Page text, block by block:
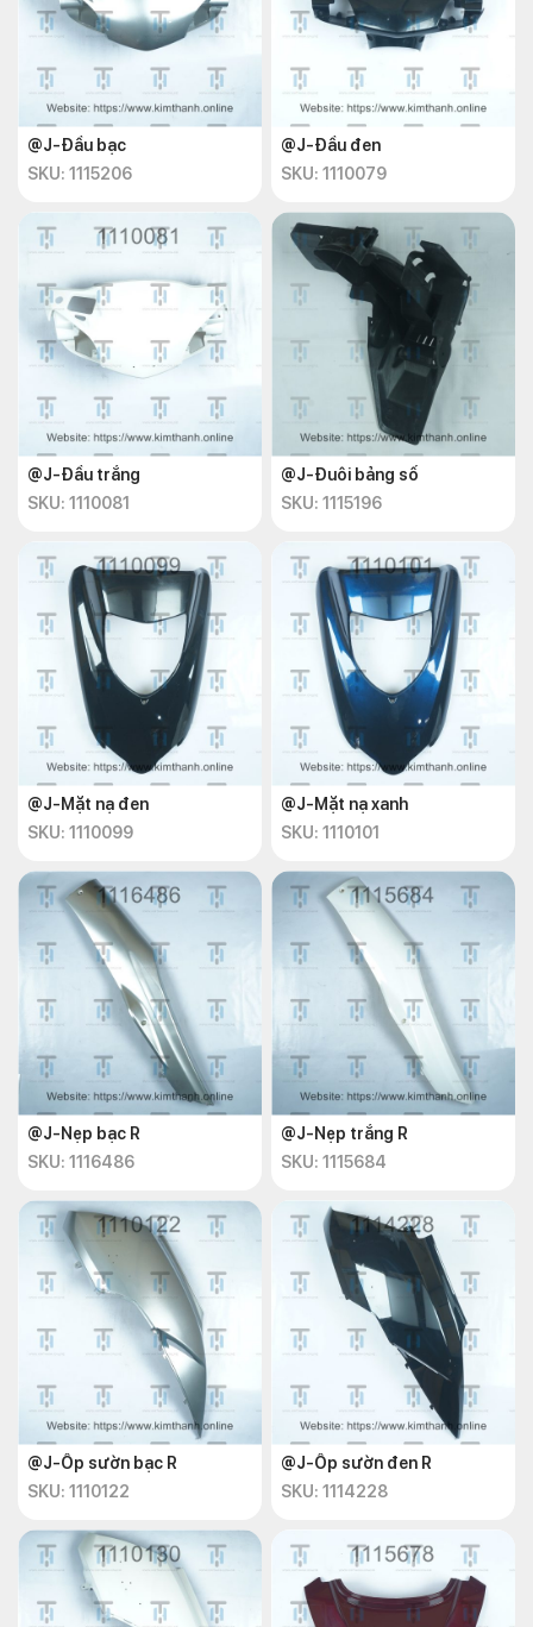
@J-Đầu bạc
SKU: 1115206
@J-Đầu đen
SKU: 1110079
@J-Đầu trắng
SKU: 1110081
@J-Đuôi bảng số
SKU: 1115196
@J-Mặt nạ đen
SKU: 1110099
@J-Mặt nạ xanh
SKU: 1110101
@J-Nẹp bạc R
SKU: 1116486
@J-Nẹp trắng R
SKU: 1115684
@J-Ốp sườn bạc R
SKU: 1110122
@J-Ốp sườn đen R
SKU: 1114228